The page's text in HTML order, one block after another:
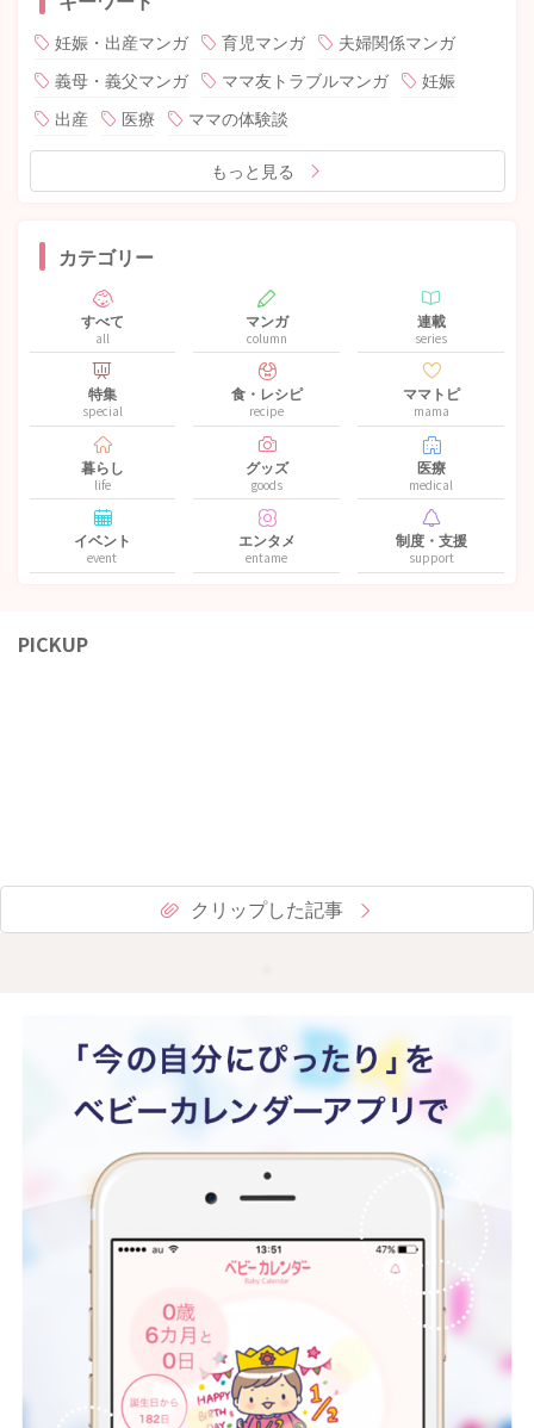
妊娠・出産マンガ 育児マンガ
夫婦関係マンガ
義母・義父マンガ
ママ友トラブルマンガ
妊娠
出産
医療 ママの体験談
もっと見る
カテゴリー
すべて
all
マンガ
column
連載
series
特集
special
食・レシピ
recipe
ママトピ
mama
暮らし
life
グッズ
goods
医療
medical
イベント
event
エンタメ
entame
制度・支援
support
PICKUP
クリップした記事